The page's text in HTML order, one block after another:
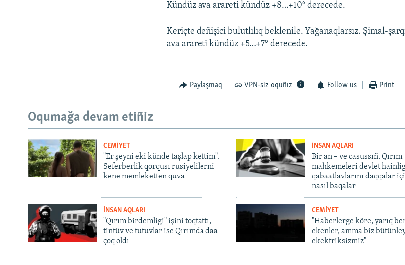
Kündüz ava arareti kündüz +8…+10° derecede.
Keriçte deñişici bulutlılıq beklenile. Yağanaqlarsız. Şimal-
ava arareti kündüz +5…+7° derecede.
Paylaşmaq VPN-siz oquñız Follow us Print
Oqumağa devam etiñiz
CEMİYET
"Er şeyni eki künde taşlap kettim".
Seferberlik qorqusı rusiyelilerni
kene memleketten quva
İNSAN AQLARI
Bir an – ve casussıñ. Qırım
mahkemeleri devlet
qabaatlavlarını daqqalar
nasıl baqalar
İNSAN AQLARI
"Qırım birdemligi" işini toqtattı,
tintüv ve tutuvlar ise Qırımda daa
çoq oldı
CEMİYET
"Haberlerge köre, yarıq
ekenler, amma biz
ekektriksizmiz"